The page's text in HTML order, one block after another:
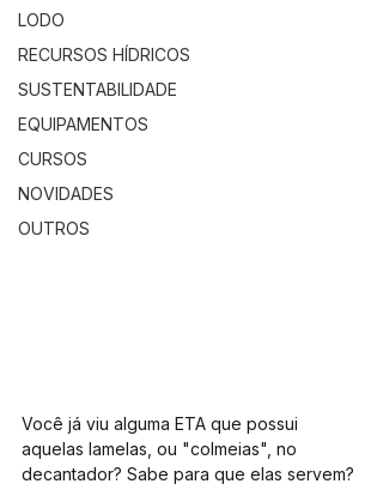
LODO
RECURSOS HÍDRICOS
SUSTENTABILIDADE
EQUIPAMENTOS
CURSOS
NOVIDADES
OUTROS
Você já viu alguma ETA que possui
aquelas lamelas, ou "colmeias", no
decantador? Sabe para que elas servem?